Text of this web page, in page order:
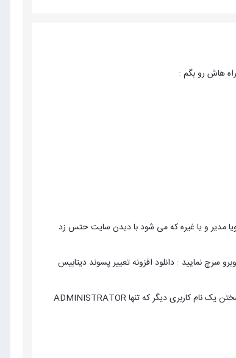
هاش رو بگم :
مدیر و یا غیره که می شود با دیدن سایت حتس زد
سرچ نمایید : دانلود افزونه تعییر پسوند دیتابیس
3 - ابتدا سعی کنید super administrator خود را نام کاربریش را تغییر دهید و سپس پسوورد مناسب را انتخاب . خودتان با سختن یک نام کاربری دیگر که تنها ADMINISTRATOR